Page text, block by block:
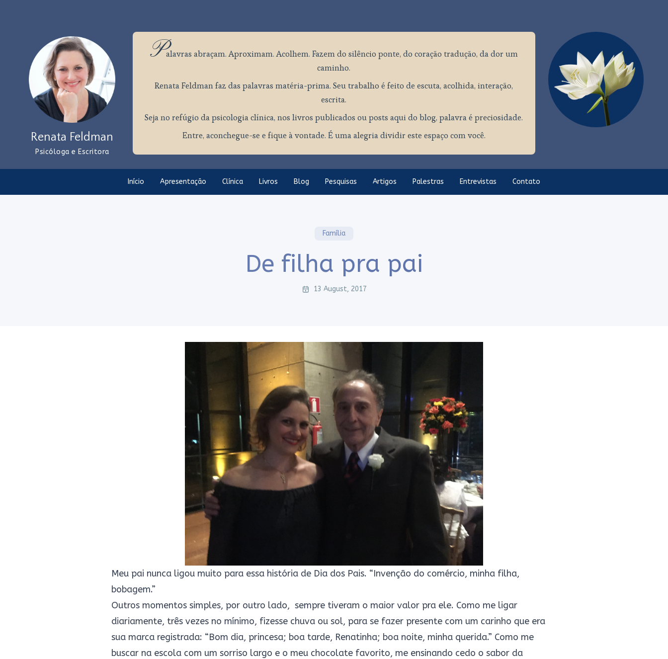
Renata Feldman
Psicóloga e Escritora
Palavras abraçam. Aproximam. Acolhem. Fazem do silêncio ponte, do coração tradução, da dor um
caminho.
Renata Feldman faz das palavras matéria-prima. Seu trabalho é feito de escuta, acolhida, interação,
escrita.
Seja no refúgio da psicologia clínica, nos livros publicados ou posts aqui do blog, palavra é preciosidade.
Entre, aconchegue-se e fique à vontade. É uma alegria dividir este espaço com você.
Início Apresentação Clínica Livros Blog Pesquisas Artigos Palestras Entrevistas Contato
Família
De filha pra pai
13 August, 2017
Meu pai nunca ligou muito para essa história de Dia dos Pais. “Invenção do comércio, minha filha,
bobagem.”
Outros momentos simples, por outro lado, sempre tiveram o maior valor pra ele. Como me ligar
diariamente, três vezes no mínimo, fizesse chuva ou sol, para se fazer presente com um carinho que era
sua marca registrada: “Bom dia, princesa; boa tarde, Renatinha; boa noite, minha querida.” Como me
buscar na escola com um sorriso largo e o meu chocolate favorito, me ensinando cedo o sabor da